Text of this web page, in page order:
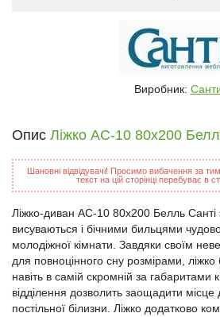
Виробник:
Опис Ліжко АС-10 80x200
Шановні відвідувачі! Просимо вибачення за
текст на цій сторінці перебуває в
Ліжко-диван АС-10 80x200 Белль
висуваються і бічними бильцями
молодіжної кімнати. Завдяки своїм
для повноцінного сну розмірами, ліжко
навіть в самій скромній за габаритами
відділення дозволить заощадити
постільної білизни. Ліжко додатково